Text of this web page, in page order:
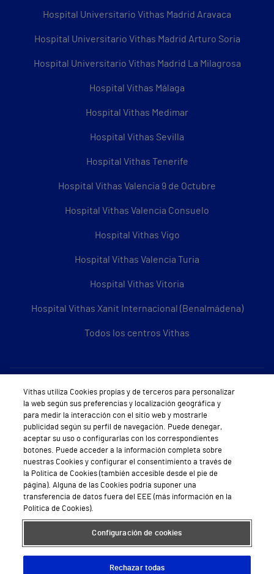
Hospital Universitario Vithas Madrid Aravaca
Hospital Universitario Vithas Madrid Arturo Soria
Hospital Universitario Vithas Madrid La Milagrosa
Hospital Vithas Málaga
Hospital Vithas Medimar
Hospital Vithas Sevilla
Hospital Vithas Tenerife
Hospital Vithas Valencia 9 de Octubre
Hospital Vithas Valencia Consuelo
Hospital Vithas Vigo
Hospital Vithas Valencia Turia
Hospital Vithas Vitoria
Hospital Vithas Xanit Internacional (Benalmádena)
Todos los centros Vithas
Sobre Vithas
Quiénes somos
Trabajar en Vithas
Teléfono Cita Médica
Teléfono Atención al Cliente
Política de seguridad y salud en el trabajo
Conoce a Supervita
Vithas utiliza Cookies propias y de terceros para personalizar
la web según sus preferencias y localización geográfica y
para medir la interacción con el sitio web y mostrarle
publicidad según su perfil de navegación. Puede denegar,
aceptar su uso o configurarlas con los correspondientes
botones. Puede acceder a la información completa sobre
nuestras Cookies y configurar el consentimiento a través de
la Política de Cookies (también accesible desde el pie de
página). Alguna de las Cookies podría suponer una
transferencia de datos fuera del EEE (más información en la
Política de Cookies).
Configuración de cookies
Rechazar todas